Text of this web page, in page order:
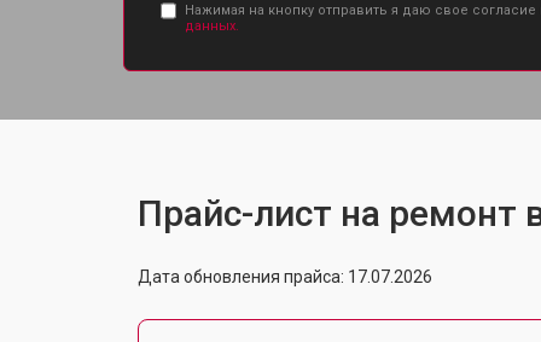
Нажимая на кнопку отправить я даю свое согласие
данных.
Прайс-лист на ремонт
Дата обновления прайса: 17.07.2026